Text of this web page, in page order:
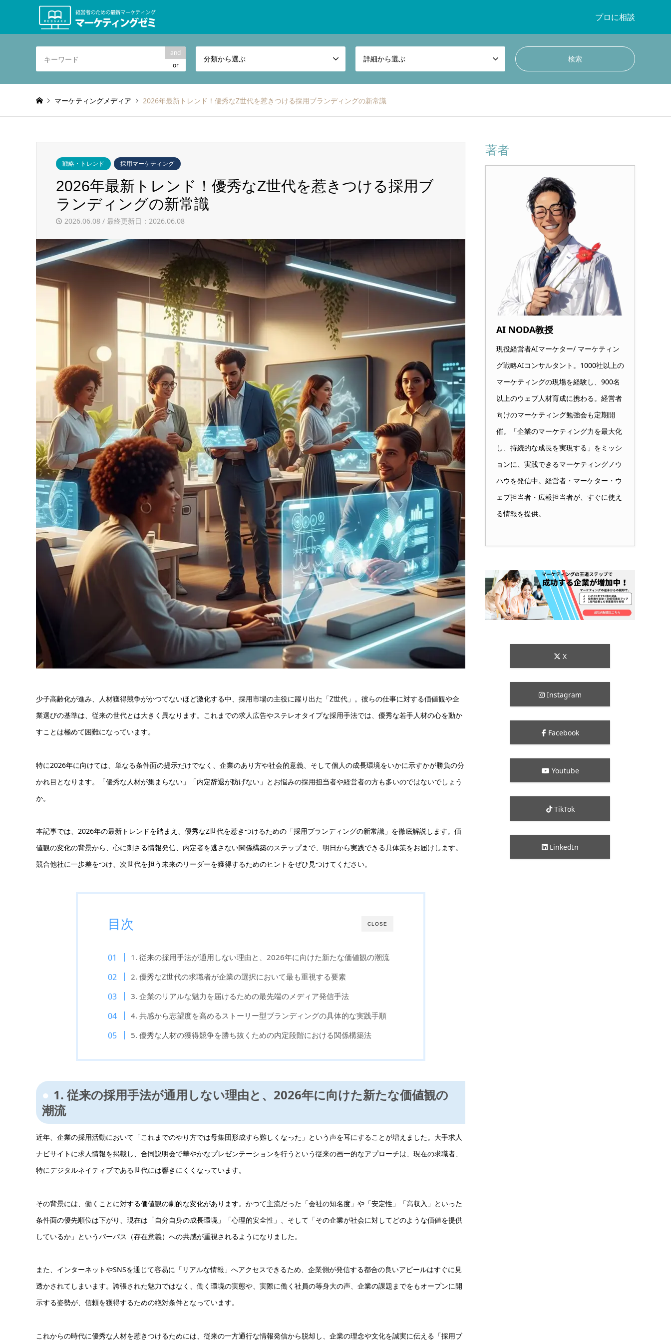
プロに相談
and
or
分類から選ぶ 詳細から選ぶ
マーケティングメディア 2026年最新トレンド！優秀なZ世代を惹きつける採用ブランディングの新常識
戦略・トレンド 採用マーケティング
2026年最新トレンド！優秀なZ世代を惹きつける採用ブ
ランディングの新常識
2026.06.08 / 最終更新日：2026.06.08
少子高齢化が進み、人材獲得競争がかつてないほど激化する中、採用市場の主役に躍り出た「Z世代」。彼らの仕事に対する価値観や企
業選びの基準は、従来の世代とは大きく異なります。これまでの求人広告やステレオタイプな採用手法では、優秀な若手人材の心を動か
すことは極めて困難になっています。
特に2026年に向けては、単なる条件面の提示だけでなく、企業のあり方や社会的意義、そして個人の成長環境をいかに示すかが勝負の分
かれ目となります。「優秀な人材が集まらない」「内定辞退が防げない」とお悩みの採用担当者や経営者の方も多いのではないでしょう
か。
本記事では、2026年の最新トレンドを踏まえ、優秀なZ世代を惹きつけるための「採用ブランディングの新常識」を徹底解説します。価
値観の変化の背景から、心に刺さる情報発信、内定者を逃さない関係構築のステップまで、明日から実践できる具体策をお届けします。
競合他社に一歩差をつけ、次世代を担う未来のリーダーを獲得するためのヒントをぜひ見つけてください。
CLOSE
目次
1. 従来の採用手法が通用しない理由と、2026年に向けた新たな価値観の潮流
2. 優秀なZ世代の求職者が企業の選択において最も重視する要素
3. 企業のリアルな魅力を届けるための最先端のメディア発信手法
4. 共感から志望度を高めるストーリー型ブランディングの具体的な実践手順
5. 優秀な人材の獲得競争を勝ち抜くための内定段階における関係構築法
1. 従来の採用手法が通用しない理由と、2026年に向けた新たな価値観の
潮流
近年、企業の採用活動において「これまでのやり方では母集団形成すら難しくなった」という声を耳にすることが増えました。大手求人
ナビサイトに求人情報を掲載し、合同説明会で華やかなプレゼンテーションを行うという従来の画一的なアプローチは、現在の求職者、
特にデジタルネイティブである世代には響きにくくなっています。
その背景には、働くことに対する価値観の劇的な変化があります。かつて主流だった「会社の知名度」や「安定性」「高収入」といった
条件面の優先順位は下がり、現在は「自分自身の成長環境」「心理的安全性」、そして「その企業が社会に対してどのような価値を提供
しているか」というパーパス（存在意義）への共感が重視されるようになりました。
また、インターネットやSNSを通じて容易に「リアルな情報」へアクセスできるため、企業側が発信する都合の良いアピールはすぐに見
透かされてしまいます。誇張された魅力ではなく、働く環境の実態や、実際に働く社員の等身大の声、企業の課題までをもオープンに開
示する姿勢が、信頼を獲得するための絶対条件となっています。
これからの時代に優秀な人材を惹きつけるためには、従来の一方通行な情報発信から脱却し、企業の理念や文化を誠実に伝える「採用ブ
著者
AI NODA教授
現役経営者AIマーケター/ マーケティン
グ戦略AIコンサルタント。1000社以上の
マーケティングの現場を経験し、900名
以上のウェブ人材育成に携わる。経営者
向けのマーケティング勉強会も定期開
催。「企業のマーケティング力を最大化
し、持続的な成長を実現する」をミッシ
ョンに、実践できるマーケティングノウ
ハウを発信中。経営者・マーケター・ウ
ェブ担当者・広報担当者が、すぐに使え
る情報を提供。
X
Instagram
Facebook
Youtube
TikTok
LinkedIn